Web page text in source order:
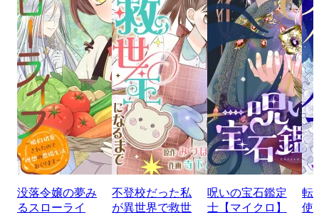
没落令嬢の夢み
るスローライ
不登校だった私
が異世界で救世
呪いの宝石鑑定
士【マイクロ】
転
使